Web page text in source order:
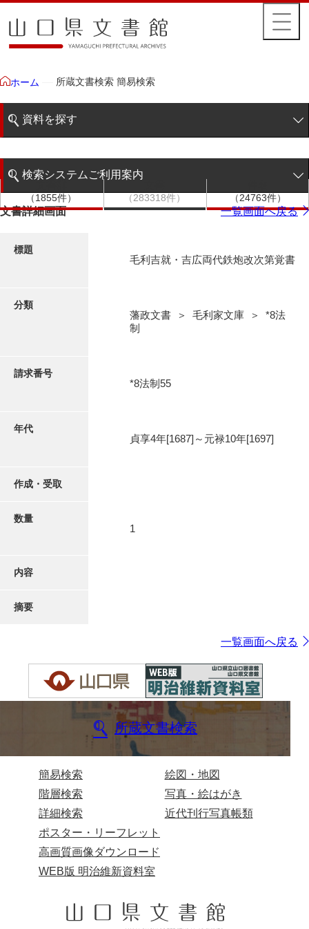
ホーム 所蔵文書検索 簡易検索
資料を探す
階層検索
写真・絵はがき
検索システムご利用案内
検索システムの利用について
（1855件）
（283318件）
（24763件）
文書詳細画面 一覧画面へ戻る
標題
毛利吉就・吉広両代鉄炮改次第覚書
分類
藩政文書 ＞ 毛利家文庫 ＞ *8法
制
請求番号
*8法制55
年代
貞享4年[1687]～元禄10年[1697]
作成・受取
数量
1
内容
摘要
一覧画面へ戻る
所蔵文書検索
簡易検索
階層検索
詳細検索
絵図・地図
写真・絵はがき
近代刊行写真帳類
ポスター・リーフレット
高画質画像ダウンロード
WEB版 明治維新資料室